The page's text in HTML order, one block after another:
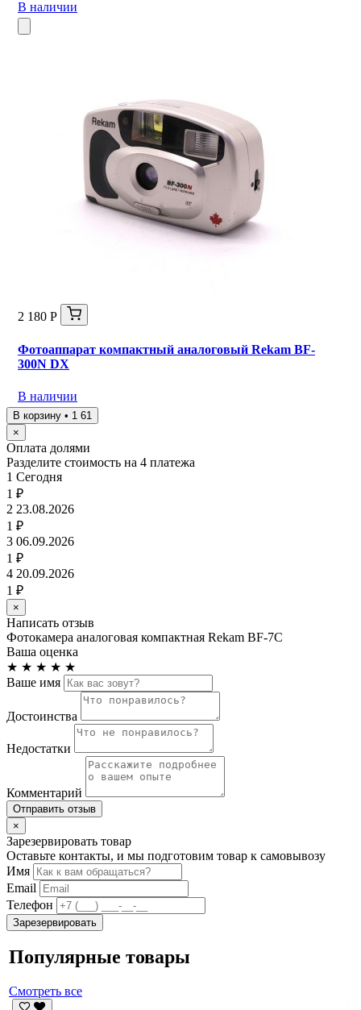
В наличии
2 180 Р
Фотоаппарат компактный аналоговый Rekam BF-
300N DX
В наличии
В корзину • 1 61
×
Оплата долями
Разделите стоимость на 4 платежа
1 Сегодня
1 ₽
2 23.08.2026
1 ₽
3 06.09.2026
1 ₽
4 20.09.2026
1 ₽
×
Написать отзыв
Фотокамера аналоговая компактная Rekam BF-7C
Ваша оценка
★ ★ ★ ★ ★
Ваше имя
Достоинства
Недостатки
Комментарий
Отправить отзыв
×
Зарезервировать товар
Оставьте контакты, и мы подготовим товар к самовывозу
Имя
Email
Телефон
Зарезервировать
Популярные товары
Смотреть все